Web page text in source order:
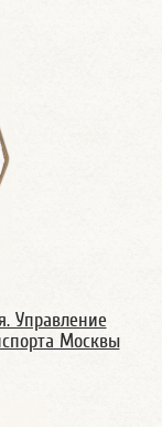
Управление
Москвы